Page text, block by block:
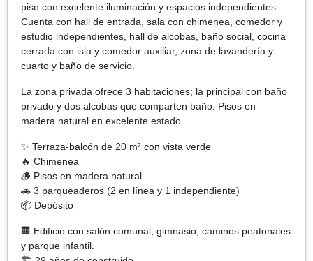
piso con excelente iluminación y espacios independientes.
Cuenta con hall de entrada, sala con chimenea, comedor y
estudio independientes, hall de alcobas, baño social, cocina
cerrada con isla y comedor auxiliar, zona de lavandería y
cuarto y baño de servicio.
La zona privada ofrece 3 habitaciones; la principal con baño
privado y dos alcobas que comparten baño. Pisos en
madera natural en excelente estado.
✨ Terraza-balcón de 20 m² con vista verde
🔥 Chimenea
🪵 Pisos en madera natural
🚗 3 parqueaderos (2 en línea y 1 independiente)
📦 Depósito
🏢 Edificio con salón comunal, gimnasio, caminos peatonales
y parque infantil.